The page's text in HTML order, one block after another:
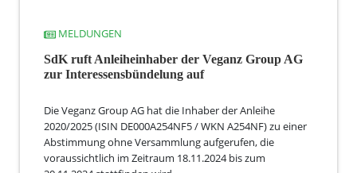
MELDUNGEN
SdK ruft Anleiheinhaber der Veganz Group AG
zur Interessensbündelung auf
Die Veganz Group AG hat die Inhaber der Anleihe
2020/2025 (ISIN DE000A254NF5 / WKN A254NF) zu einer
Abstimmung ohne Versammlung aufgerufen, die
voraussichtlich im Zeitraum 18.11.2024 bis zum